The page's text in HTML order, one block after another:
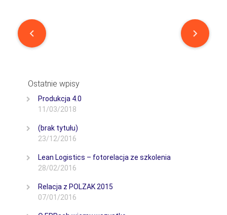
Post
Ostatnie wpisy
Produkcja 4.0
11/03/2018
(brak tytułu)
23/12/2016
Lean Logistics – fotorelacja ze szkolenia
28/02/2016
Relacja z POLZAK 2015
07/01/2016